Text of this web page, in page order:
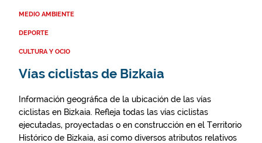
MEDIO AMBIENTE
DEPORTE
CULTURA Y OCIO
Vías ciclistas de Bizkaia
Información geográfica de la ubicación de las vías
ciclistas en Bizkaia. Refleja todas las vías ciclistas
ejecutadas, proyectadas o en construcción en el Territorio
Histórico de Bizkaia, así como diversos atributos relativos